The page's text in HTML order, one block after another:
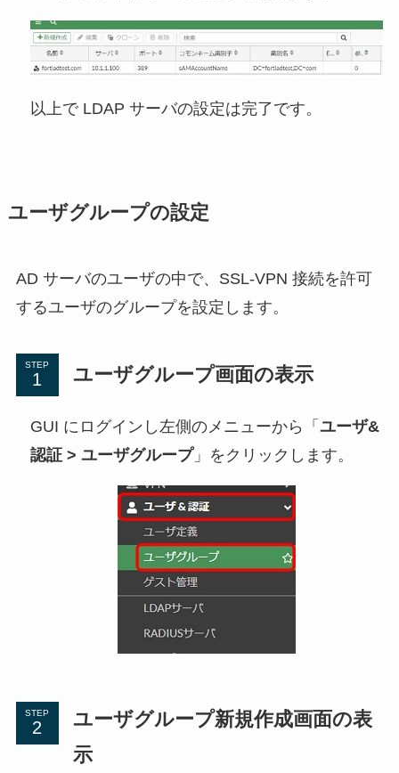
以上で LDAP サーバの設定は完了です。
ユーザグループの設定
AD サーバのユーザの中で、SSL-VPN 接続を許可
するユーザのグループを設定します。
STEP ユーザグループ画面の表示
GUI にログインし左側のメニューから「 ユーザ&
認証 > ユーザグループ」をクリックします。
STEP
ユーザグループ新規作成画面の表
示